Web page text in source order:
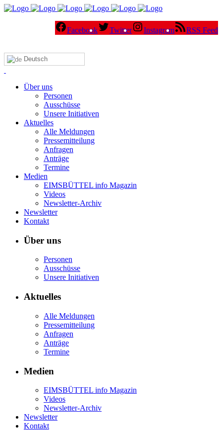
Facebook Twitter Instagram RSS Feed
Deutsch
Über uns
Personen
Ausschüsse
Unsere Initiativen
Aktuelles
Alle Meldungen
Pressemitteilung
Anfragen
Anträge
Termine
Medien
EIMSBÜTTEL info Magazin
Videos
Newsletter-Archiv
Newsletter
Kontakt
Über uns
Personen
Ausschüsse
Unsere Initiativen
Aktuelles
Alle Meldungen
Pressemitteilung
Anfragen
Anträge
Termine
Medien
EIMSBÜTTEL info Magazin
Videos
Newsletter-Archiv
Newsletter
Kontakt